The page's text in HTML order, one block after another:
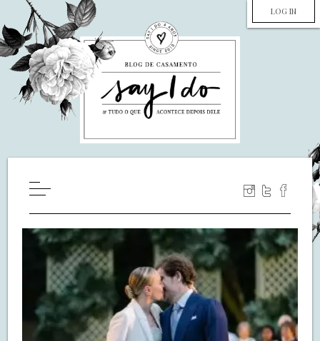
LOG IN
WILL YOU MARRY ME?
LUA DE MEL
COZINHA
DECORAÇÃO
DE NOIVA PRA NOIVA
S.O.S CASADAS